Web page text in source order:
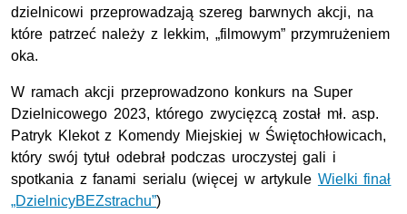
dzielnicowi przeprowadzają szereg barwnych akcji, na
które patrzeć należy z lekkim, „filmowym” przymrużeniem
oka.
W ramach akcji przeprowadzono konkurs na Super
Dzielnicowego 2023, którego zwycięzcą został mł. asp.
Patryk Klekot z Komendy Miejskiej w Świętochłowicach,
który swój tytuł odebrał podczas uroczystej gali i
spotkania z fanami serialu (więcej w artykule Wielki finał
„DzielnicyBEZstrachu”)